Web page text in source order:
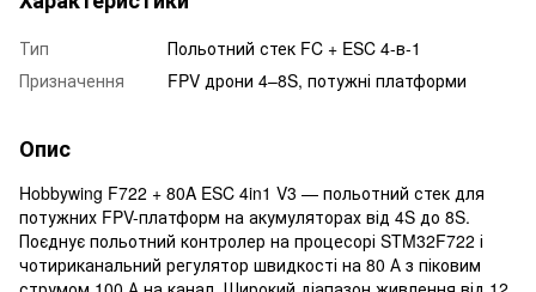
Тип
Польотний стек FC + ESC 4-в-1
Призначення
FPV дрони 4–8S, потужні платформи
Опис
Hobbywing F722 + 80A ESC 4in1 V3 — польотний стек для
потужних FPV-платформ на акумуляторах від 4S до 8S.
Поєднує польотний контролер на процесорі STM32F722 і
чотириканальний регулятор швидкості на 80 А з піковим